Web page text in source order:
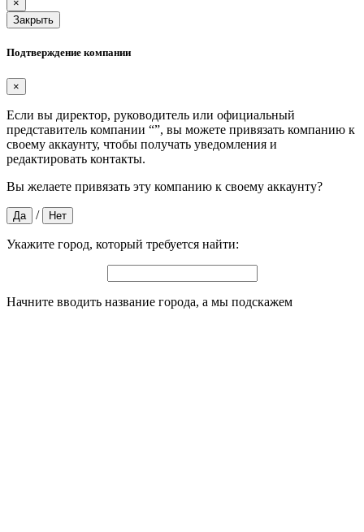
×
Закрыть
Подтверждение компании
×
Если вы директор, руководитель или официальный
представитель компании “”, вы можете привязать компанию к
своему аккаунту, чтобы получать уведомления и
редактировать контакты.
Вы желаете привязать эту компанию к своему аккаунту?
Да / Нет
Укажите город, который требуется найти:
Начните вводить название города, а мы подскажем